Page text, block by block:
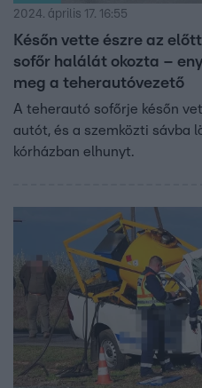
2024. április 17. 16:55
Későn vette észre az
sofőr halálát okozta –
meg a teherautóvezető
A teherautó sofőrje későn
autót, és a szemközti sávba
kórházban elhunyt.